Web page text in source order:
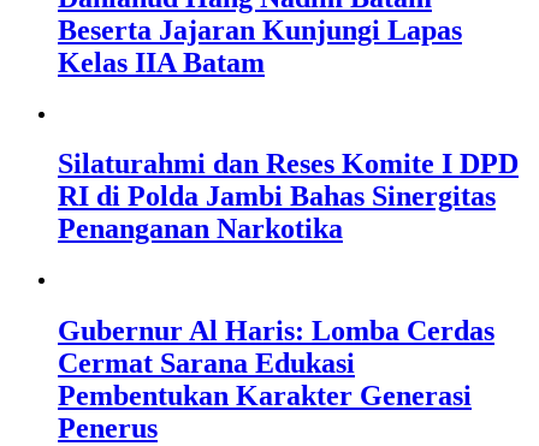
Beserta Jajaran Kunjungi Lapas
Kelas IIA Batam
Silaturahmi dan Reses Komite I DPD
RI di Polda Jambi Bahas Sinergitas
Penanganan Narkotika
Gubernur Al Haris: Lomba Cerdas
Cermat Sarana Edukasi
Pembentukan Karakter Generasi
Penerus